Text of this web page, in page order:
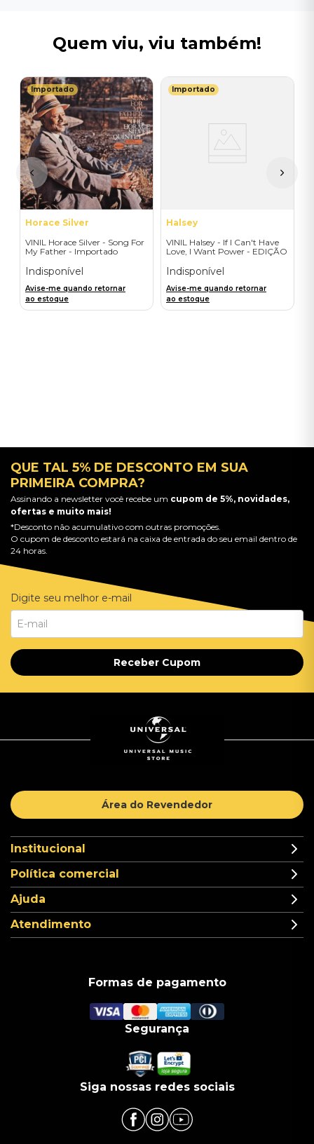
Quem viu, viu também!
Importado
Horace Silver
VINIL Horace Silver - Song For
My Father - Importado
Indisponível
Avise-me quando retornar
ao estoque
Importado
Halsey
VINIL Halsey - If I Can't Have
Love, I Want Power - EDIÇÃO
TRANSPARENT ORANGE
Indisponível
Avise-me quando retornar
ao estoque
QUE TAL 5% DE DESCONTO EM SUA
PRIMEIRA COMPRA?
Assinando a newsletter você recebe um cupom de 5%, novidades,
ofertas e muito mais!
*Desconto não acumulativo com outras promoções.
O cupom de desconto estará na caixa de entrada do seu email dentro de
24 horas.
Digite seu melhor e-mail
Receber Cupom
Área do Revendedor
Institucional
Política comercial
Ajuda
Atendimento
Formas de pagamento
Segurança
Siga nossas redes sociais